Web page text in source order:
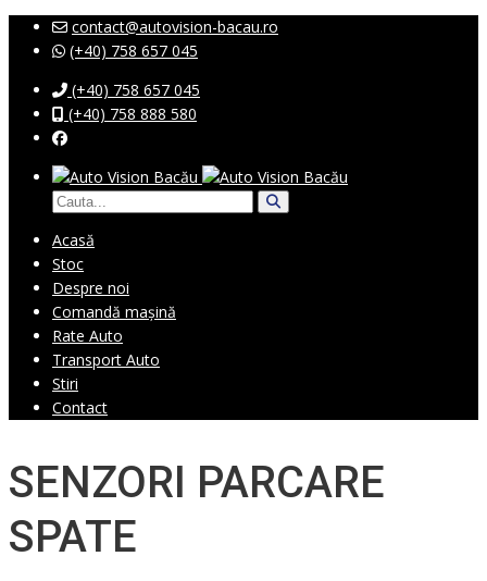
contact@autovision-bacau.ro
(+40) 758 657 045
(+40) 758 657 045
(+40) 758 888 580
Acasă
Stoc
Despre noi
Comandă mașină
Rate Auto
Transport Auto
Stiri
Contact
SENZORI PARCARE
SPATE